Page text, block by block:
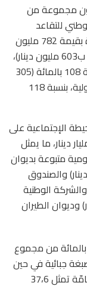
مجموعة من
للتقاعد
والحيطة الإجتماعية، بنسبة 44،6 بالمائة (زيادة بقيمة 782 مليون
دينار)، وديوان الحبوب، بنسبة 59 بالمائة (زيادة ب603 مليون دينار)،
والشركة الوطنية لعجين الحلفاء والورق، بنسبة 108 بالمائة (305
مليون دينار)، والشركة التونسيّة للنشاطات البترولية، بنسبة 118
الإجتماعية على
المؤسسات بقيمة ديون تناهز 2،8 مليار دينار، ما يمثل
متبوعة بديوان
دينار) ونقل تونس (1،3 مليار دينار) والصندوق
مليون دينار) والشركة الوطنية
587 مليون دينار) وديوان الطيران
وأفادت وزارة المالية، إلى جانب ذلك، أنّ 50،3 بالمائة من مجموع
في 2022، ذات صبغة جبائية في حين
أن القروض والتسبقات على أموال الخزينة العامّة تمثل 37،6